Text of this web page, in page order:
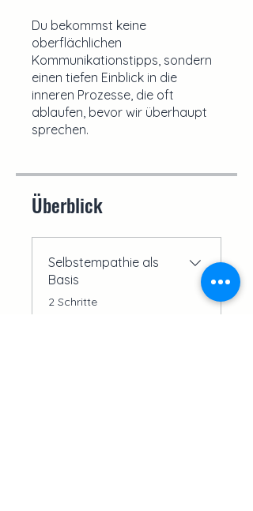
Du bekommst keine
oberflächlichen
Kommunikationstipps, sondern
einen tiefen Einblick in die
inneren Prozesse, die oft
ablaufen, bevor wir überhaupt
sprechen.
Überblick
Selbstempathie als
Basis
.2 Schritte